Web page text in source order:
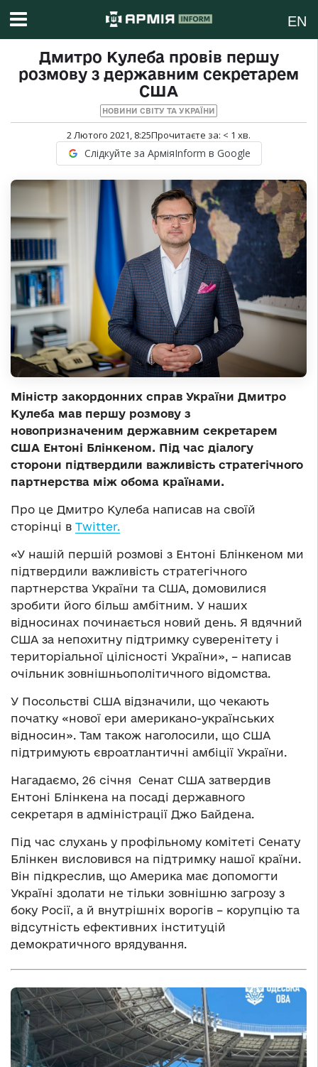
EN
Дмитро Кулеба провів першу
розмову з державним секретарем
США
НОВИНИ СВІТУ ТА УКРАЇНИ
2 Лютого 2021, 8:25Прочитаєте за: < 1 хв.
Слідкуйте за АрміяInform в Google
Міністр закордонних справ України Дмитро
Кулеба мав першу розмову з
новопризначеним державним секретарем
США Ентоні Блінкеном. Під час діалогу
сторони підтвердили важливість стратегічного
партнерства між обома країнами.
Про це Дмитро Кулеба написав на своїй
сторінці в Тwitter.
«У нашій першій розмові з Ентоні Блінкеном ми
підтвердили важливість стратегічного
партнерства України та США, домовилися
зробити його більш амбітним. У наших
відносинах починається новий день. Я вдячний
США за непохитну підтримку суверенітету і
територіальної цілісності України», – написав
очільник зовнішньополітичного відомства.
У Посольстві США відзначили, що чекають
початку «нової ери американо-українських
відносин». Там також наголосили, що США
підтримують євроатлантичні амбіції України.
Нагадаємо, 26 січня Сенат США затвердив
Ентоні Блінкена на посаді державного
секретаря в адміністрації Джо Байдена.
Під час слухань у профільному комітеті Сенату
Блінкен висловився на підтримку нашої країни.
Він підкреслив, що Америка має допомогти
Україні здолати не тільки зовнішню загрозу з
боку Росії, а й внутрішніх ворогів – корупцію та
відсутність ефективних інституцій
демократичного врядування.